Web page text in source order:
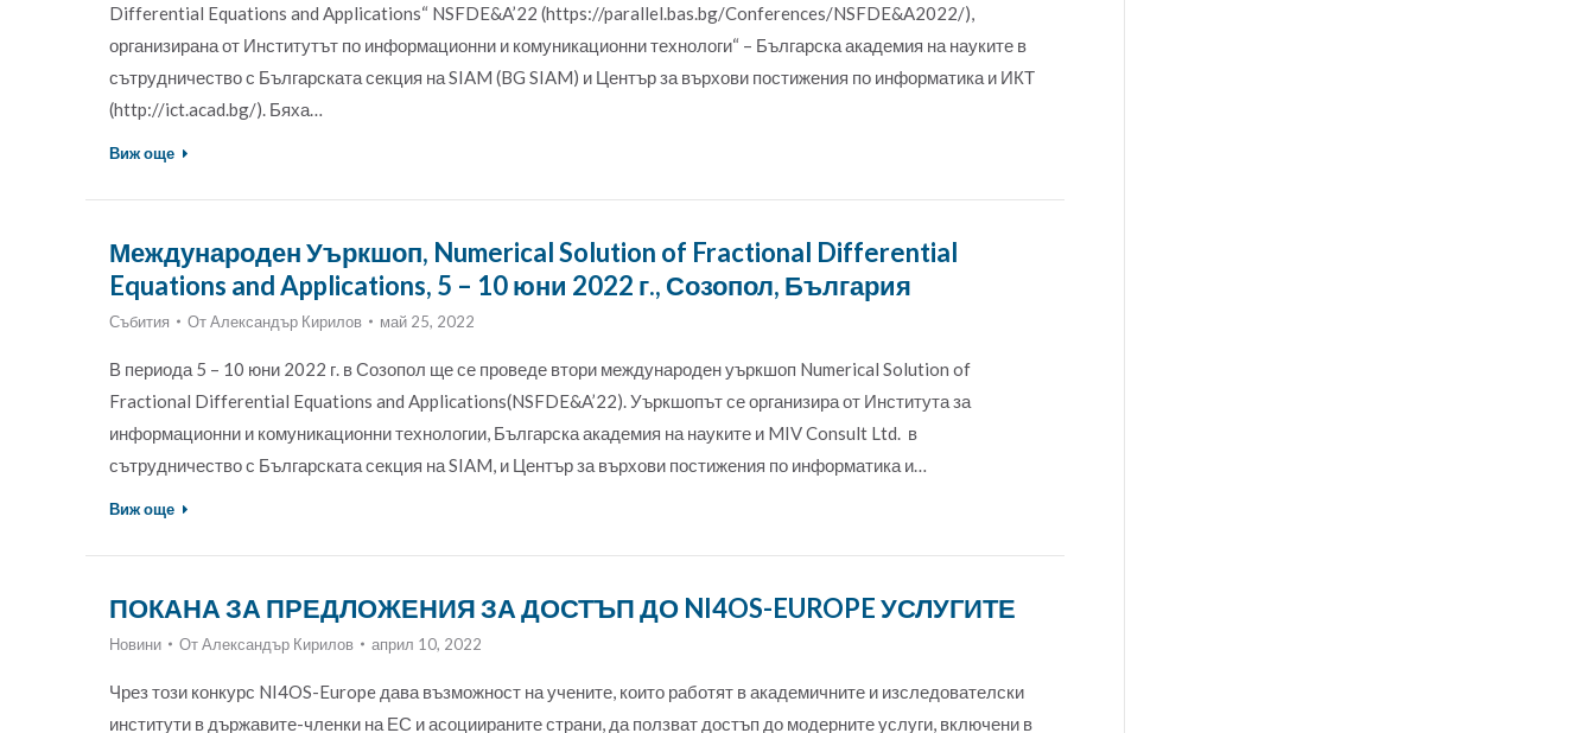
Differential Equations and Applications“ NSFDE&A’22 (https://parallel.bas.bg/Conferences/NSFDE&A2022/),
организирана от Институтът по информационни и комуникационни технологи“ – Българска академия на науките в
сътрудничество с Българската секция на SIAM (BG SIAM) и Център за върхови постижения по информатика и ИКТ
(http://ict.acad.bg/). Бяха…
Виж още
Международен Уъркшоп, Numerical Solution of Fractional Differential
Equations and Applications, 5 – 10 юни 2022 г., Созопол, България
Събития ОтАлександър Кирилов май 25, 2022
В периода 5 – 10 юни 2022 г. в Созопол ще се проведе втори международен уъркшоп Numerical Solution of
Fractional Differential Equations and Applications(NSFDE&A’22). Уъркшопът се организира от Института за
информационни и комуникационни технологии, Българска академия на науките и MIV Consult Ltd. в
сътрудничество с Българската секция на SIAM, и Център за върхови постижения по информатика и…
Виж още
ПОКАНА ЗА ПРЕДЛОЖЕНИЯ ЗА ДОСТЪП ДО NI4OS-EUROPE УСЛУГИТЕ
Новини ОтАлександър Кирилов април 10, 2022
Чрез този конкурс NI4OS-Europe дава възможност на учените, които работят в академичните и изследователски
институти в държавите-членки на ЕС и асоциираните страни, да ползват достъп до модерните услуги, включени в